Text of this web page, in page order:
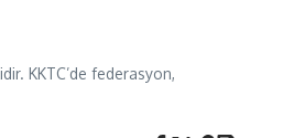
KKTC’de federasyon,